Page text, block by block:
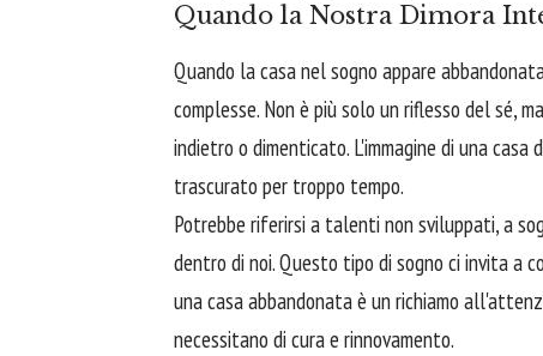
Quando la Nostra Dimora
Quando la casa nel sogno appare
complesse. Non è più solo un riflesso del sé,
indietro o dimenticato. L'immagine di una
trascurato per troppo tempo.
Potrebbe riferirsi a talenti non sviluppati, a
dentro di noi. Questo tipo di sogno ci invita a
una casa abbandonata è un richiamo
necessitano di cura e rinnovamento.